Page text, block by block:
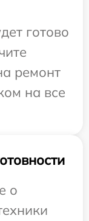
готово
ремонт
на все
о